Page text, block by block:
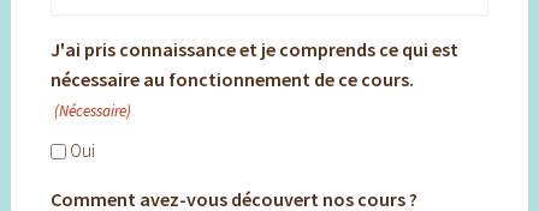
J'ai pris connaissance et je comprends ce qui est
nécessaire au fonctionnement de ce cours.
(Nécessaire)
Oui
Comment avez-vous découvert nos cours ?